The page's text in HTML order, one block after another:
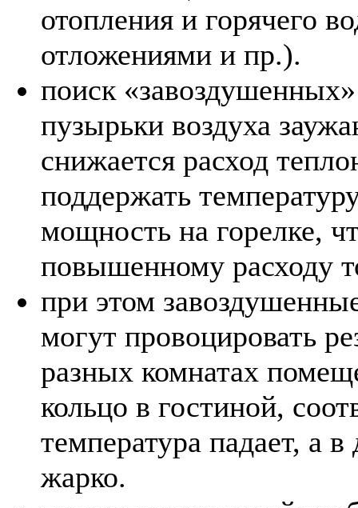
отопления и горячего
отложениями и пр.).
поиск
пузырьки воздуха
снижается расход
поддержать
мощность на горелке,
повышенному расходу
при этом
могут провоцировать
разных комнатах
кольцо в гостиной,
температура падает, а
жарко.